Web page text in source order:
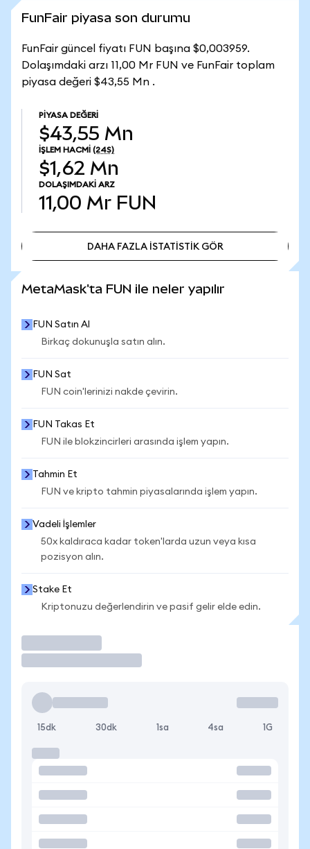
FunFair piyasa son durumu
FunFair güncel fiyatı FUN başına $0,003959.
Dolaşımdaki arzı 11,00 Mr FUN ve FunFair toplam
piyasa değeri $43,55 Mn .
PIYASA DEĞERI
$43,55 Mn
İŞLEM HACMI (24S)
$1,62 Mn
DOLAŞIMDAKI ARZ
11,00 Mr FUN
DAHA FAZLA İSTATİSTİK GÖR
MetaMask'ta FUN ile neler yapılır
FUN Satın Al
Birkaç dokunuşla satın alın.
FUN Sat
FUN coin'lerinizi nakde çevirin.
FUN Takas Et
FUN ile blokzincirleri arasında işlem yapın.
Tahmin Et
FUN ve kripto tahmin piyasalarında işlem yapın.
Vadeli İşlemler
50x kaldıraca kadar token'larda uzun veya kısa
pozisyon alın.
Stake Et
Kriptonuzu değerlendirin ve pasif gelir elde edin.
15dk 30dk 1sa 4sa 1G